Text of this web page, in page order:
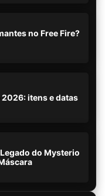
no Free Fire?
2026: itens e datas
do Mysterio